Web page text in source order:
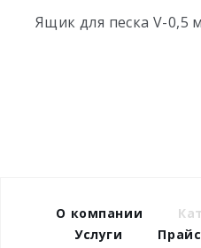
Ящик для песка V-0,5
О компании
Услуги